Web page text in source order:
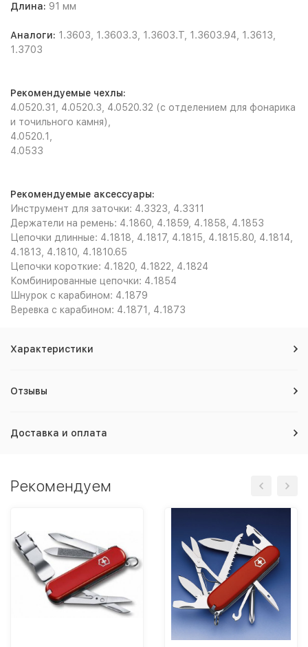
Длина: 91 мм
Аналоги: 1.3603, 1.3603.3, 1.3603.T, 1.3603.94, 1.3613,
1.3703
Рекомендуемые чехлы:
4.0520.31, 4.0520.3, 4.0520.32 (с отделением для фонарика
и точильного камня),
4.0520.1,
4.0533
Рекомендуемые аксессуары:
Инструмент для заточки: 4.3323, 4.3311
Держатели на ремень: 4.1860, 4.1859, 4.1858, 4.1853
Цепочки длинные: 4.1818, 4.1817, 4.1815, 4.1815.80, 4.1814,
4.1813, 4.1810, 4.1810.65
Цепочки короткие: 4.1820, 4.1822, 4.1824
Комбинированные цепочки: 4.1854
Шнурок с карабином: 4.1879
Веревка с карабином: 4.1871, 4.1873
Характеристики
Отзывы
Доставка и оплата
Рекомендуем